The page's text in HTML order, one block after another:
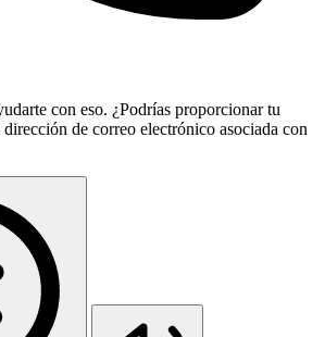
con eso. ¿Podrías proporcionar tu
de correo electrónico asociada con